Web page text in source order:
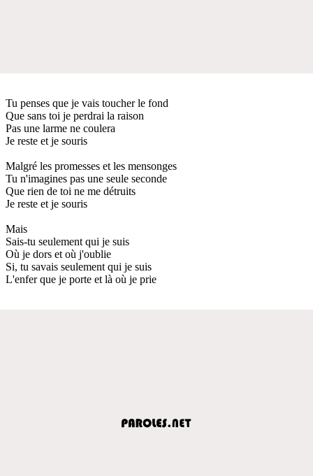
Tu penses que je vais toucher le fond
Que sans toi je perdrai la raison
Pas une larme ne coulera
Je reste et je souris
Malgré les promesses et les mensonges
Tu n'imagines pas une seule seconde
Que rien de toi ne me détruits
Je reste et je souris
Mais
Sais-tu seulement qui je suis
Où je dors et où j'oublie
Si, tu savais seulement qui je suis
L'enfer que je porte et là où je prie